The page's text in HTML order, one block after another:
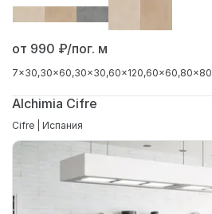
от 990 ₽/пог. м
7x30 30x60 30x30 60x120 60x60 80x80
Alchimia Cifre
Cifre | Испания